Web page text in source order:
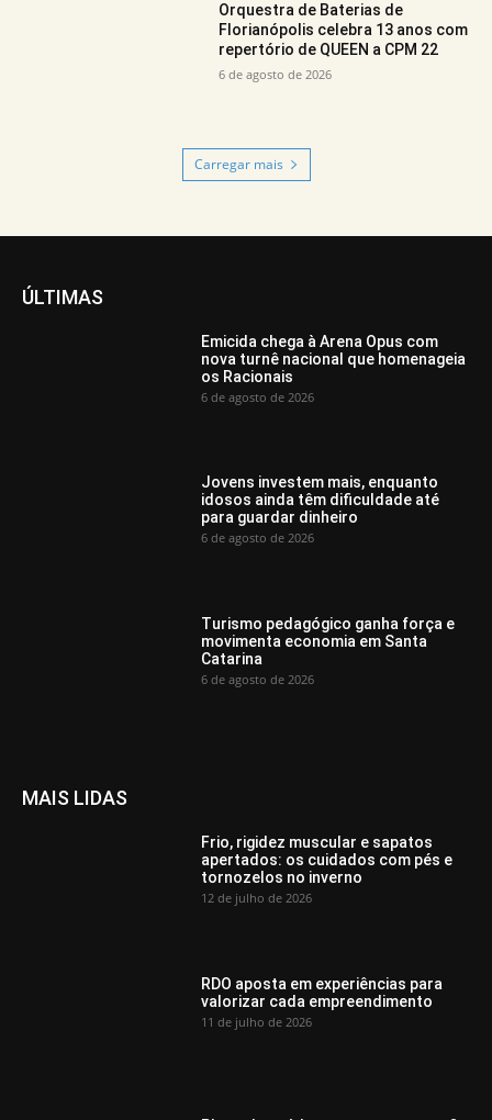
Orquestra de Baterias de
Florianópolis celebra 13 anos com
repertório de QUEEN a CPM 22
6 de agosto de 2026
Carregar mais
ÚLTIMAS
Emicida chega à Arena Opus com
nova turnê nacional que homenageia
os Racionais
6 de agosto de 2026
Jovens investem mais, enquanto
idosos ainda têm dificuldade até
para guardar dinheiro
6 de agosto de 2026
Turismo pedagógico ganha força e
movimenta economia em Santa
Catarina
6 de agosto de 2026
MAIS LIDAS
Frio, rigidez muscular e sapatos
apertados: os cuidados com pés e
tornozelos no inverno
12 de julho de 2026
RDO aposta em experiências para
valorizar cada empreendimento
11 de julho de 2026